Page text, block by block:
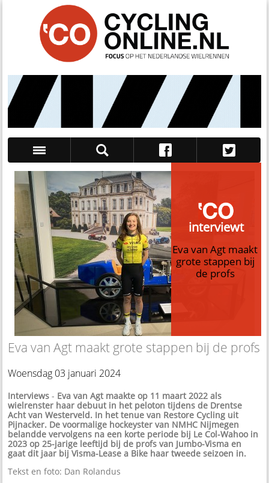
interviewt
Eva van Agt maakt
grote stappen bij
de profs
Eva van Agt maakt grote stappen bij de profs
Woensdag 03 januari 2024
Interviews - Eva van Agt maakte op 11 maart 2022 als
wielrenster haar debuut in het peloton tijdens de Drentse
Acht van Westerveld. In het tenue van Restore Cycling uit
Pijnacker. De voormalige hockeyster van NMHC Nijmegen
belandde vervolgens na een korte periode bij Le Col-Wahoo in
2023 op 25-jarige leeftijd bij de profs van Jumbo-Visma en
gaat dit jaar bij Visma-Lease a Bike haar tweede seizoen in.
Tekst en foto: Dan Rolandus